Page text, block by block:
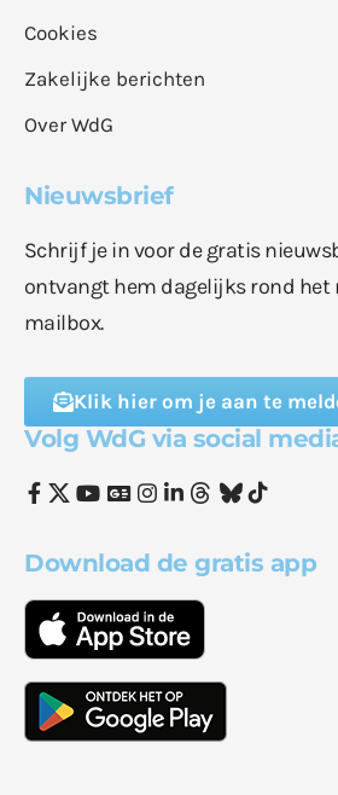
Cookies
Zakelijke berichten
Over WdG
Nieuwsbrief
Schrijf je in voor de gratis
ontvangt hem dagelijks rond
mailbox.
Klik hier om je aan te
Volg WdG via social
Download de gratis app